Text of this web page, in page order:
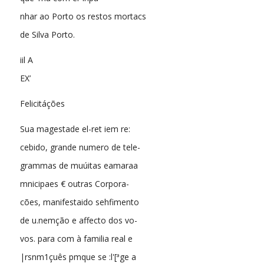
nhar ao Porto os restos mortacs
de Silva Porto.
iil A
EX’
Felicitáções
Sua magestade el-ret iem re:
cebido, grande numero de tele-
grammas de muúitas eamaraa
mnicipaes € outras Corpora-
cões, manifestaido sehfimento
de u.nemção e affecto dos vo-
vos. para com à familia real e
|rsnm1çuês pmque se :l'[ªge a